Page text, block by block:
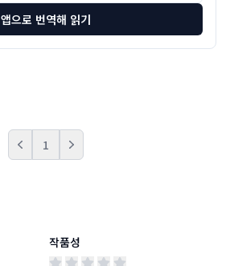
앱으로 번역해 읽기
Prev 1 Next
작품성